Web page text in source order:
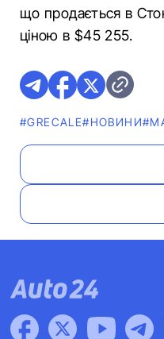
що продається в
ціною в $45 255.
#GRECALE#НОВИНИ